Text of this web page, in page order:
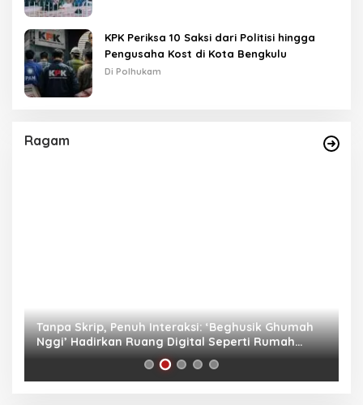
KPK Periksa 10 Saksi dari Politisi hingga
Pengusaha Kost di Kota Bengkulu
Di Polhukam
Ragam
Tanpa Skrip, Penuh Interaksi: ‘Beghusik Ghumah
Nggi’ Hadirkan Ruang Digital Seperti Rumah
Sendiri